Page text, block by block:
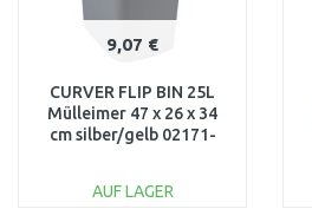
9,07 €
CURVER FLIP BIN 25L
Mülleimer 47 x 26 x 34
cm silber/gelb 02171-
AUF LAGER